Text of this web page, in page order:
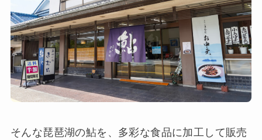
そんな琵琶湖の鮎を、多彩な食品に加工して販売